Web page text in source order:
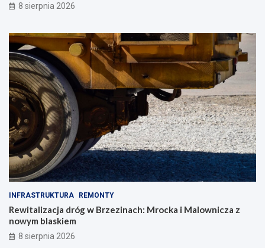
8 sierpnia 2026
INFRASTRUKTURA REMONTY
Rewitalizacja dróg w Brzezinach: Mrocka i Malownicza z
nowym blaskiem
8 sierpnia 2026